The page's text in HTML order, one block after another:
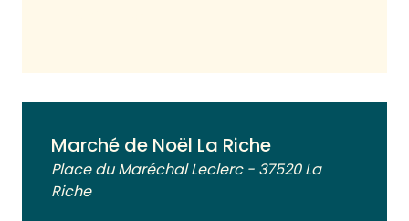
Marché de Noël La Riche
Place du Maréchal Leclerc - 37520 La
Riche